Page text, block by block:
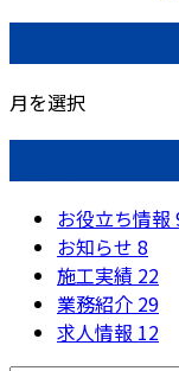
月を選択
お役立ち情報
お知らせ 8
施工実績 22
業務紹介 29
求人情報 12